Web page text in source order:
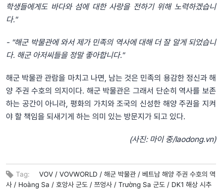
학생들에게도 바다와 섬에 대한 사랑을 전하기 위해 노력하겠습니
다."
- "해군 박물관에 와서 제가 민족의 역사에 대해 더 잘 알게 되었습니
다. 해군 아저씨들을 정말 좋아합니다."
해군 박물관 관람을 마치고 나면, 남는 것은 민족의 용감한 정신과 해
양 주권 수호의 의지이다. 해군 박물관은 그래서 단순히 역사를 보존
하는 공간이 아니라, 평화의 가치와 조국의 신성한 해양 주권을 지켜
야 할 책임을 되새기게 하는 의미 있는 방문지가 되고 있다.
(사진: 마이 중/laodong.vn)
Tag: VOV / VOVWORLD / 해군 박물관 / 베트남 해양 주권 수호의 역
사 / Hoàng Sa / 호앙사 군도 / 쯔엉사 / Trường Sa 군도 / DK1 해상 시추